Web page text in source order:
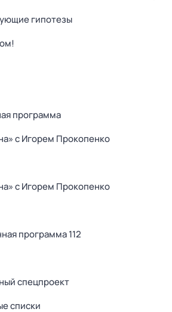
гипотезы
программа
с Игорем Прокопенко
с Игорем Прокопенко
программа 112
спецпроект
списки